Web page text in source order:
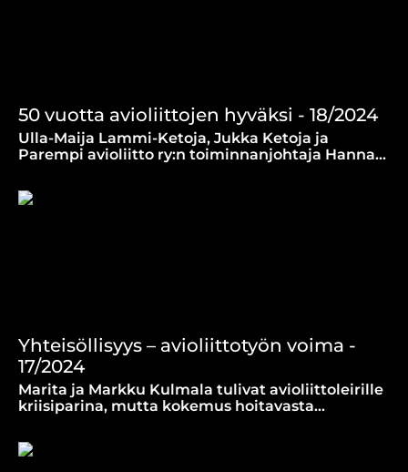
50 vuotta avioliittojen hyväksi - 18/2024
Ulla-Maija Lammi-Ketoja, Jukka Ketoja ja
Parempi avioliitto ry:n toiminnanjohtaja Hanna
historiasta ja tulevaisuudessa.
Yhteisöllisyys – avioliittotyön voima -
17/2024
Marita ja Markku Kulmala tulivat avioliittoleirille
kriisiparina, mutta kokemus hoitavasta
pariskuntana.